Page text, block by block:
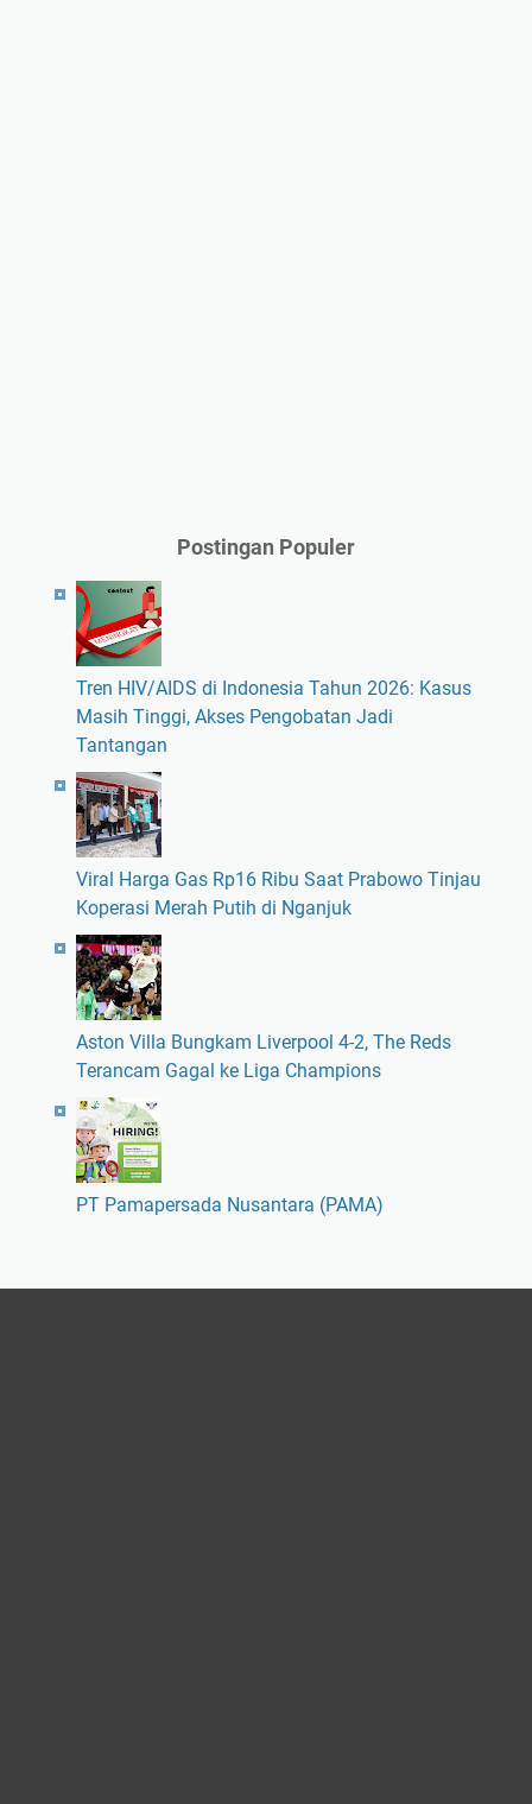
Postingan Populer
Tren HIV/AIDS di Indonesia Tahun 2026: Kasus
Masih Tinggi, Akses Pengobatan Jadi
Tantangan
Viral Harga Gas Rp16 Ribu Saat Prabowo Tinjau
Koperasi Merah Putih di Nganjuk
Aston Villa Bungkam Liverpool 4-2, The Reds
Terancam Gagal ke Liga Champions
PT Pamapersada Nusantara (PAMA)